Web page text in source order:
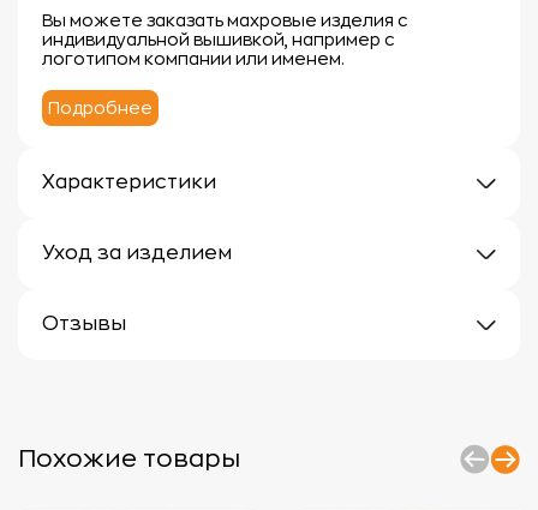
Вы можете заказать махровые изделия с
индивидуальной вышивкой, например с
логотипом компании или именем.
Подробнее
Характеристики
Материал: 100% хлопок
Уход за изделием
чтобы сохранить их мягкость, впитывающие
без моющего средства.
- Стирать изделия отдельно от вещей с
Отзывы
Похожие товары